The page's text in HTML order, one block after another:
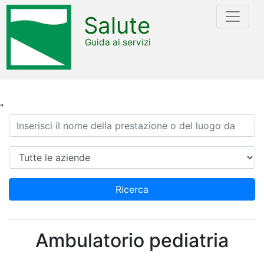
"
Salute
Guida ai servizi
Ricerca
Azienda
Ricerca
Ambulatorio pediatria